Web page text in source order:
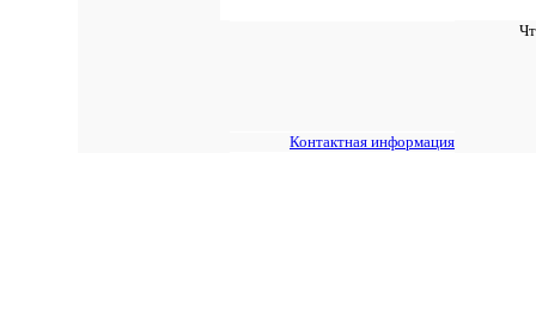
Контактная информация